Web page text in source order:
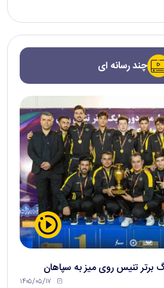
چند رسانه ای
برتر تنیس روی میز به سپاهان
۱۴۰۵/۰۵/۱۷